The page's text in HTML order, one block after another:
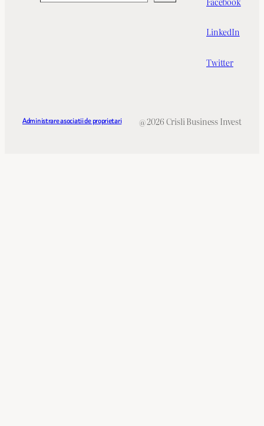
LinkedIn
Twitter
Administrare asociatii de proprietari @ 2026 Crisli Business Invest